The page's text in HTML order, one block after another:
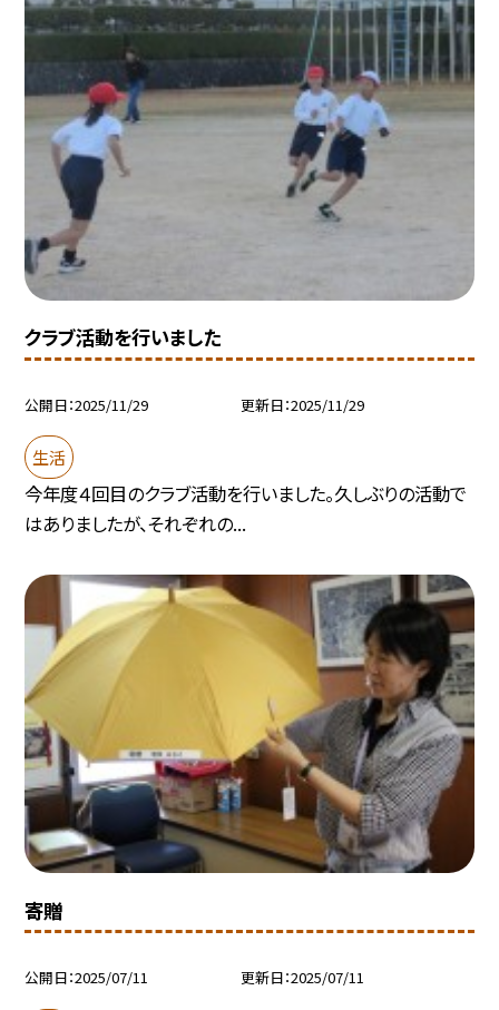
クラブ活動を行いました
公開日 2025/11/29 更新日 2025/11/29
生活
今年度４回目のクラブ活動を行いました。久しぶりの活動で
はありましたが、それぞれの...
寄贈
公開日 2025/07/11 更新日 2025/07/11